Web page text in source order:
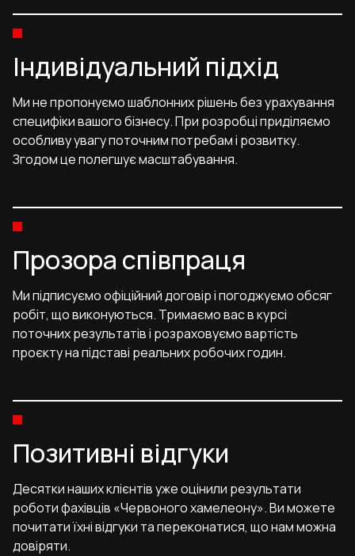
Індивідуальний підхід
Ми не пропонуємо шаблонних рішень без урахування
специфіки вашого бізнесу. При розробці приділяємо
особливу увагу поточним потребам і розвитку.
Згодом це полегшує масштабування.
Прозора співпраця
Ми підписуємо офіційний договір і погоджуємо обсяг
робіт, що виконуються. Тримаємо вас в курсі
поточних результатів і розраховуємо вартість
проєкту на підставі реальних робочих годин.
Позитивні відгуки
Десятки наших клієнтів уже оцінили результати
роботи фахівців «Червоного хамелеону». Ви можете
почитати їхні відгуки та переконатися, що нам можна
довіряти.